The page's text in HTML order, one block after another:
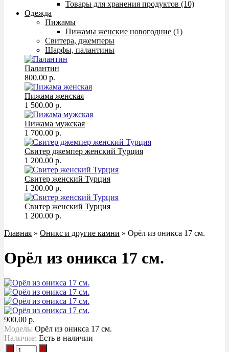
Товары для хранения продуктов (10)
Одежда
Пижамы
Пижамы женские новогодние (1)
Свитера, джемперы
Шарфы, палантины
Палантин
800.00 р.
Пижама женская
1 500.00 р.
Пижама мужская
1 700.00 р.
Свитер джемпер женский Турция
1 200.00 р.
Свитер женский Турция
1 200.00 р.
Свитер женский Турция
1 200.00 р.
Главная » Оникс и другие камни » Орёл из оникса 17 см.
Орёл из оникса 17 см.
900.00 р.
Модель: Орёл из оникса 17 см.
Наличие: Есть в наличии